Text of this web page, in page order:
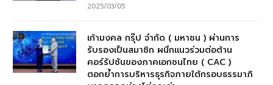
2025/03/05
เก้ามงคล กรุ๊ป จำกัด ( มหาชน ) ผ่านการ
รับรองเป็นสมาชิก ผนึกแนวร่วมต่อต้าน
คอร์รัปชันของภาคเอกชนไทย ( CAC )
ตอกย้ำการบริหารธุรกิจภายใต้กรอบธรรมาภิ